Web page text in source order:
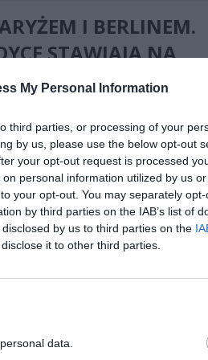
My Personal Information
third parties, or processing of your
by us, please use the below opt-out
your opt-out request is processed
personal information utilized by us
your opt-out. You may separately
by third parties on the IAB’s list of
by us to third parties on the
it to other third parties.
data.
I BERLINEM.
STAWIAJĄ NA
samochodowego marki
(SvD) z ogromnym zaskoczeniem
wybrano właśnie stolicę Polski, a
jak Paryż, Berlin czy Londyn.
w Szanghaju, mieście
„Forbes”.
ekspansji w regionie Europy
donoszą o zaawansowanych planach
Rolls-Royce, McLaren oraz Aston
rok pod względem
apetyt Polaków na luksus.